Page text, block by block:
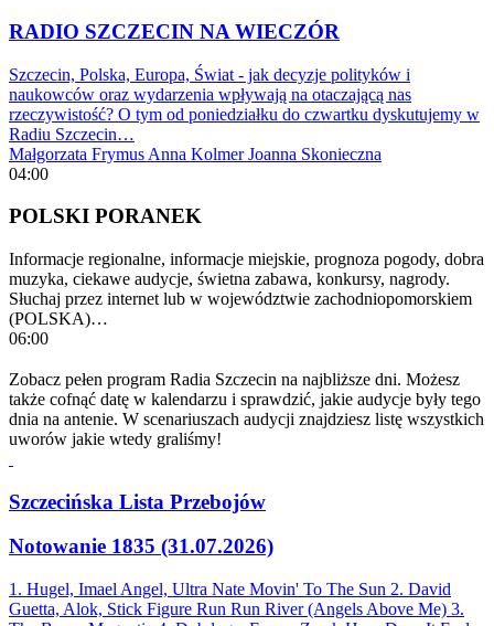
RADIO SZCZECIN NA WIECZÓR
Szczecin, Polska, Europa, Świat - jak decyzje polityków i
naukowców oraz wydarzenia wpływają na otaczającą nas
rzeczywistość? O tym od poniedziałku do czwartku dyskutujemy w
Radiu Szczecin…
Małgorzata Frymus Anna Kolmer Joanna Skonieczna
04:00
POLSKI PORANEK
Informacje regionalne, informacje miejskie, prognoza pogody, dobra
muzyka, ciekawe audycje, świetna zabawa, konkursy, nagrody.
Słuchaj przez internet lub w województwie zachodniopomorskiem
(POLSKA)…
06:00
Zobacz pełen program Radia Szczecin na najbliższe dni. Możesz
także cofnąć datę w kalendarzu i sprawdzić, jakie audycje były tego
dnia na antenie. W scenariuszach audycji znajdziesz listę wszystkich
uworów jakie wtedy graliśmy!
Szczecińska Lista Przebojów
Notowanie 1835 (31.07.2026)
1. Hugel, Imael Angel, Ultra Nate Movin' To The Sun 2. David
Guetta, Alok, Stick Figure Run Run River (Angels Above Me) 3.